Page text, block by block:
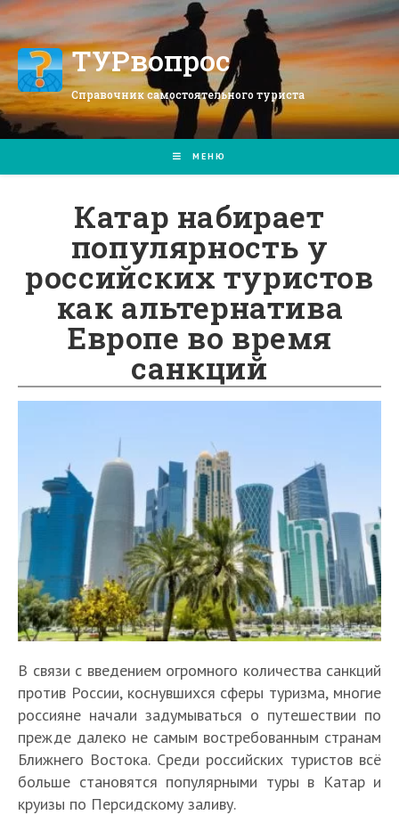
Перейти
к
содержимомуТУРвопрос
Справочник самостоятельного туриста
МЕНЮ
Катар набирает
популярность у
российских туристов
как альтернатива
Европе во время
санкций
В связи с введением огромного количества санкций
против России, коснувшихся сферы туризма, многие
россияне начали задумываться о путешествии по
прежде далеко не самым востребованным странам
Ближнего Востока. Среди российских туристов всё
больше становятся популярными туры в Катар и
круизы по Персидскому заливу.